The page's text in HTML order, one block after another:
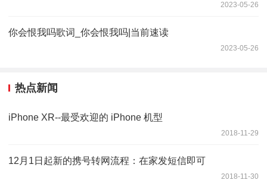
2023-05-26
你会恨我吗歌词_你会恨我吗|当前速读
2023-05-26
热点新闻
iPhone XR--最受欢迎的 iPhone 机型
2018-11-29
12月1日起新的携号转网流程：在家发短信即可
2018-11-30